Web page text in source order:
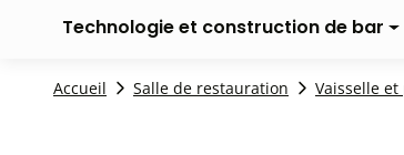
Technologie et construction de bar
Accueil Salle de restauration Vaisselle et